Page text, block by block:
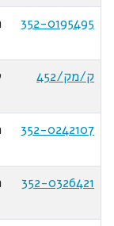
352-0195495
ק/מק/452
352-0242107
352-0326421